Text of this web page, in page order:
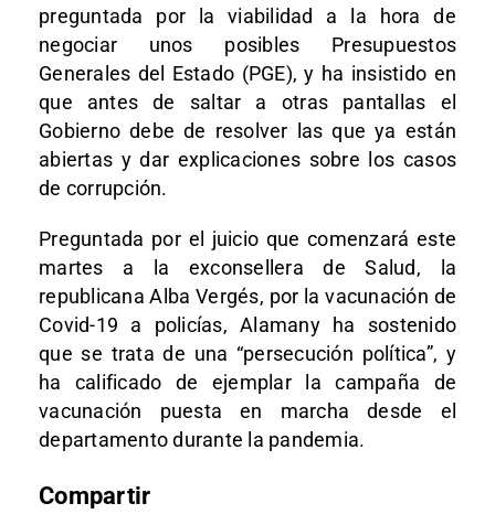
preguntada por la viabilidad a la hora de
negociar unos posibles Presupuestos
Generales del Estado (PGE), y ha insistido en
que antes de saltar a otras pantallas el
Gobierno debe de resolver las que ya están
abiertas y dar explicaciones sobre los casos
de corrupción.
Preguntada por el juicio que comenzará este
martes a la exconsellera de Salud, la
republicana Alba Vergés, por la vacunación de
Covid-19 a policías, Alamany ha sostenido
que se trata de una “persecución política”, y
ha calificado de ejemplar la campaña de
vacunación puesta en marcha desde el
departamento durante la pandemia.
Compartir